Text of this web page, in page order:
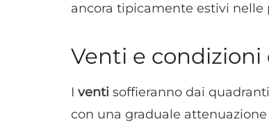
ancora tipicamente estivi
Venti e condizioni
I venti soffieranno dai
con una graduale